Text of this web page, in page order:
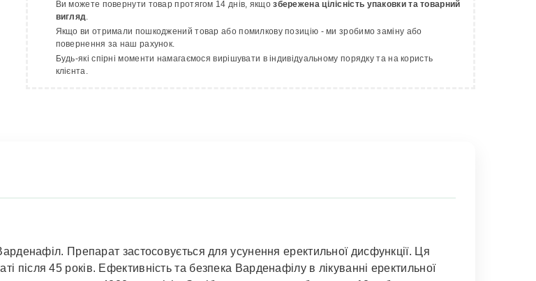
Ви можете повернути товар протягом 14 днів, якщозбережена цілісність упаковки та товарний
вигляд.
Якщо ви отримали пошкоджений товар або помилкову позицію - ми зробимо заміну або
повернення за наш рахунок.
Будь-які спірні моменти намагаємося вирішувати в індивідуальному порядку та на користь
клієнта.
Препарат застосовується для усунення еректильної дисфункції. Ця
після 45 років. Ефективність та безпека Варденафілу в лікуванні еректильної